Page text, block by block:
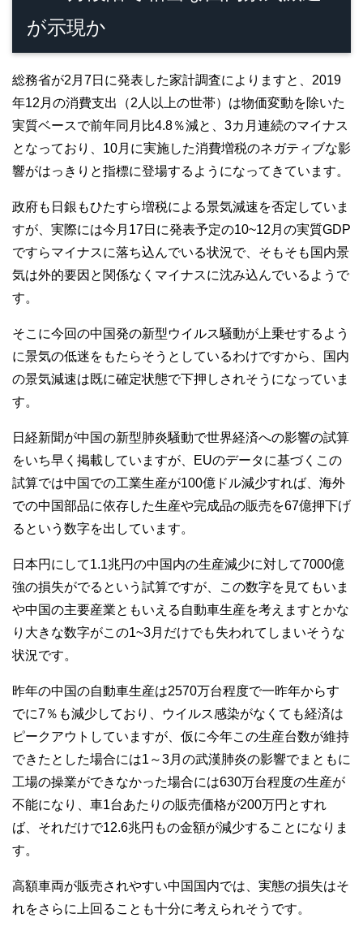
が示現か
総務省が2月7日に発表した家計調査によりますと、2019
年12月の消費支出（2人以上の世帯）は物価変動を除いた
実質ベースで前年同月比4.8％減と、3カ月連続のマイナス
となっており、10月に実施した消費増税のネガティブな影
響がはっきりと指標に登場するようになってきています。
政府も日銀もひたすら増税による景気減速を否定していま
すが、実際には今月17日に発表予定の10~12月の実質GDP
ですらマイナスに落ち込んでいる状況で、そもそも国内景
気は外的要因と関係なくマイナスに沈み込んでいるようで
す。
そこに今回の中国発の新型ウイルス騒動が上乗せするよう
に景気の低迷をもたらそうとしているわけですから、国内
の景気減速は既に確定状態で下押しされそうになっていま
す。
日経新聞が中国の新型肺炎騒動で世界経済への影響の試算
をいち早く掲載していますが、EUのデータに基づくこの
試算では中国での工業生産が100億ドル減少すれば、海外
での中国部品に依存した生産や完成品の販売を67億押下げ
るという数字を出しています。
日本円にして1.1兆円の中国内の生産減少に対して7000億
強の損失がでるという試算ですが、この数字を見てもいま
や中国の主要産業ともいえる自動車生産を考えますとかな
り大きな数字がこの1~3月だけでも失われてしまいそうな
状況です。
昨年の中国の自動車生産は2570万台程度で一昨年からす
でに7％も減少しており、ウイルス感染がなくても経済は
ピークアウトしていますが、仮に今年この生産台数が維持
できたとした場合には1～3月の武漢肺炎の影響でまともに
工場の操業ができなかった場合には630万台程度の生産が
不能になり、車1台あたりの販売価格が200万円とすれ
ば、それだけで12.6兆円もの金額が減少することになりま
す。
高額車両が販売されやすい中国国内では、実態の損失はそ
れをさらに上回ることも十分に考えられそうです。